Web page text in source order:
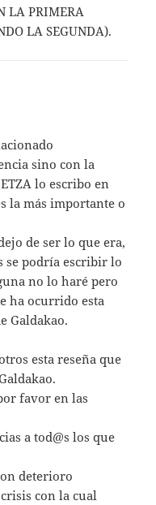
LA PRIMERA
LA SEGUNDA).
sino con la
lo escribo en
la más importante o
de ser lo que era,
se podría escribir lo
no lo haré pero
ha ocurrido esta
Galdakao.
esta reseña que
favor en las
a tod@s los que
deterioro
con la cual